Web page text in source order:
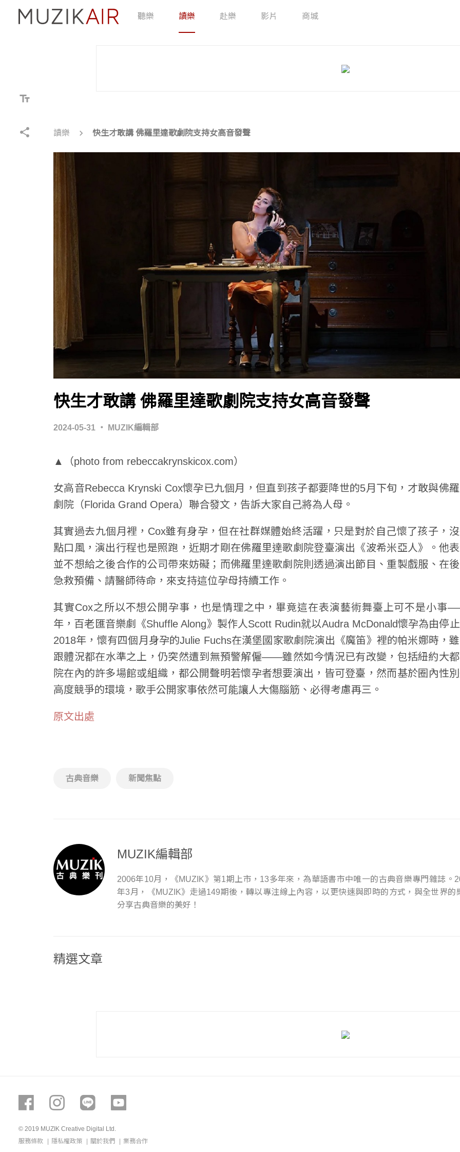
聽樂 讀樂 赴樂 影片 商城
text_fields
share 讀樂 chevron_right 快生才敢講 佛羅里達歌劇院支持女高音發聲
快生才敢講 佛羅里達歌劇院支持女高音發聲
2024-05-31 ‧ MUZIK編輯部
▲（photo from rebeccakrynskicox.com）
女高音Rebecca Krynski Cox懷孕已九個月，但直到孩子都要降世的5月下旬，才敢與佛
劇院（Florida Grand Opera）聯合發文，告訴大家自己將為人母。
其實過去九個月裡，Cox雖有身孕，但在社群媒體始終活躍，只是對於自己懷了孩子，
點口風，演出行程也是照跑，近期才剛在佛羅里達歌劇院登臺演出《波希米亞人》。他
並不想給之後合作的公司帶來妨礙；而佛羅里達歌劇院則透過演出節目、重製戲服、在
急救預備、請醫師待命，來支持這位孕母持續工作。
其實Cox之所以不想公開孕事，也是情理之中，畢竟這在表演藝術舞臺上可不是小事
年，百老匯音樂劇《Shuffle Along》製作人Scott Rudin就以Audra McDonald懷孕為由停止
2018年，懷有四個月身孕的Julie Fuchs在漢堡國家歌劇院演出《魔笛》裡的帕米娜時，
跟體況都在水準之上，仍突然遭到無預警解僱——雖然如今情況已有改變，包括紐約大都
院在內的許多場館或組織，都公開聲明若懷孕者想要演出，皆可登臺，然而基於圈內性
高度競爭的環境，歌手公開家事依然可能讓人大傷腦筋、必得考慮再三。
原文出處
古典音樂 新聞焦點
MUZIK編輯部
2006年10月，《MUZIK》第1期上市，13多年來，為華語書市中唯一的古典音樂專門雜誌。
年3月，《MUZIK》走過149期後，轉以專注線上內容，以更快速與即時的方式，與全世界的
分享古典音樂的美好！
精選文章
© 2019 MUZIK Creative Digital Ltd.
服務條款
隱私權政策 關於我們 業務合作